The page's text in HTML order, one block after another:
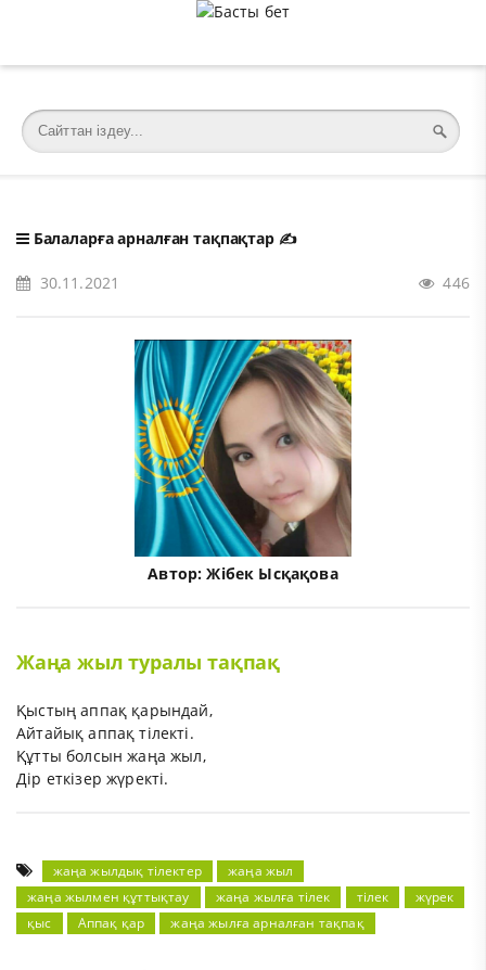
Балаларға арналған тақпақтар✍️
30.11.2021 446
Автор:Жібек Ысқақова
Жаңа жыл туралы тақпақ
Қыстың аппақ қарындай,
Айтайық аппақ тілекті.
Құтты болсын жаңа жыл,
Дір еткізер жүректі.
жаңа жылдық тілектер
жаңа жыл
жаңа жылмен құттықтау
жаңа жылға тілек тілек
жүрек
қыс
Аппақ қар жаңа жылға арналған тақпақ